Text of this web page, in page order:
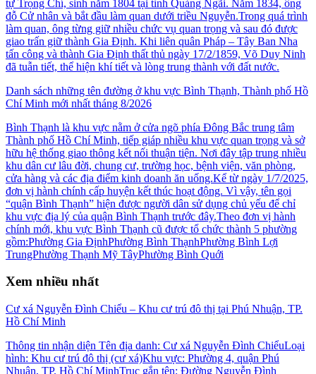
tự Trọng Chí, sinh năm 1804 tại tỉnh Quảng Ngãi. Năm 1834, ông
đỗ Cử nhân và bắt đầu làm quan dưới triều Nguyễn.Trong quá trình
làm quan, ông từng giữ nhiều chức vụ quan trọng và sau đó được
giao trấn giữ thành Gia Định. Khi liên quân Pháp – Tây Ban Nha
tấn công và thành Gia Định thất thủ ngày 17/2/1859, Võ Duy Ninh
đã tuẫn tiết, thể hiện khí tiết và lòng trung thành với đất nước.
Danh sách những tên đường ở khu vực Bình Thạnh, Thành phố Hồ
Chí Minh mới nhất tháng 8/2026
Bình Thạnh là khu vực nằm ở cửa ngõ phía Đông Bắc trung tâm
Thành phố Hồ Chí Minh, tiếp giáp nhiều khu vực quan trọng và sở
hữu hệ thống giao thông kết nối thuận tiện. Nơi đây tập trung nhiều
khu dân cư lâu đời, chung cư, trường học, bệnh viện, văn phòng,
cửa hàng và các địa điểm kinh doanh ăn uống.Kể từ ngày 1/7/2025,
đơn vị hành chính cấp huyện kết thúc hoạt động. Vì vậy, tên gọi
“quận Bình Thạnh” hiện được người dân sử dụng chủ yếu để chỉ
khu vực địa lý của quận Bình Thạnh trước đây.Theo đơn vị hành
chính mới, khu vực Bình Thạnh cũ được tổ chức thành 5 phường
gồm:Phường Gia ĐịnhPhường Bình ThạnhPhường Bình Lợi
TrungPhường Thạnh Mỹ TâyPhường Bình Quới
Xem nhiều nhất
Cư xá Nguyễn Đình Chiểu – Khu cư trú đô thị tại Phú Nhuận, TP.
Hồ Chí Minh
Thông tin nhận diện Tên địa danh: Cư xá Nguyễn Đình ChiểuLoại
hình: Khu cư trú đô thị (cư xá)Khu vực: Phường 4, quận Phú
Nhuận, TP. Hồ Chí MinhTrục gắn tên: Đường Nguyễn Đình